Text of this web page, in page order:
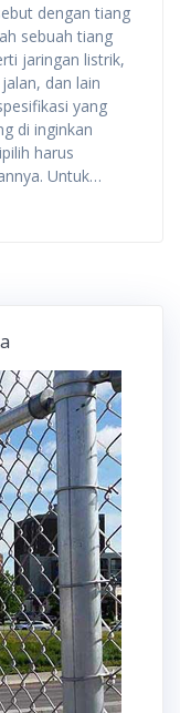
dengan tiang
sebuah tiang
jaringan listrik,
dan lain
yang
di inginkan
harus
Untuk…